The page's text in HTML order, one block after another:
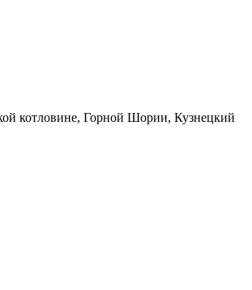
котловине, Горной Шории, Кузнецкий